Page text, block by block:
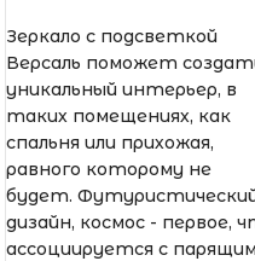
Зеркало с подсветкой
Версаль поможет
уникальный интерьер, в
таких помещениях, как
спальня или прихожая,
равного которому не
будет.
дизайн, космос - первое,
ассоциируется с парящим